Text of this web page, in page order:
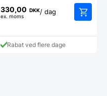
330,00 DKK
ex. moms
/ dag
Rabat ved flere dage